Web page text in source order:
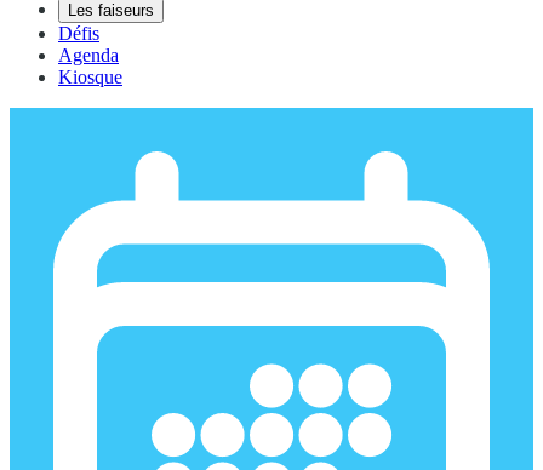
Les faiseurs
Défis
Agenda
Kiosque